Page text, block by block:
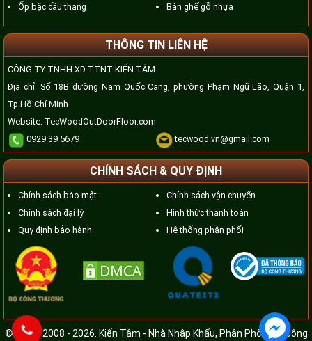
Ốp bậc cầu thang
Bàn ghế gỗ nhựa
THÔNG TIN LIÊN HỆ
CÔNG TY TNHH XD TTNT KIẾN TÂM
Địa chỉ: Số 18B đường Nam Quốc Cang, phường Phạm Ngũ Lão, Quận 1,
Tp.Hồ Chí Minh
Website: TecWoodOutDoorFloor.com
0929 39 5679
tecwood.vn@gmail.com
CHÍNH SÁCH & QUY ĐỊNH
Chính sách bảo mật
Chính sách đại lý
Quy định bảo hành
Chính sách vận chuyển
Hình thức thanh toán
Hệ thống phân phối
© Since 2008 - 2026. Kiến Tâm - Nhà Nhập Khẩu, Phân Phối, Thi Công